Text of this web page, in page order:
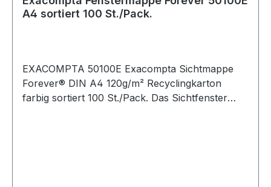
A4 sortiert 100 St./Pack.
EXACOMPTA 50100E Exacompta Sichtmappe
Forever® DIN A4 120g/m² Recyclingkarton
farbig sortiert 100 St./Pack. Das Sichtfenster